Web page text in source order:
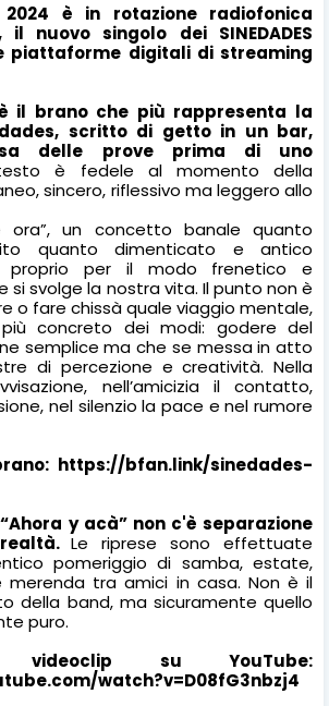
è in rotazione radiofonica
il nuovo singolo dei SINEDADES
piattaforme digitali di streaming
il brano che più rappresenta la
scritto di getto in un bar,
delle prove prima di uno
è fedele al momento della
sincero, riflessivo ma leggero allo
ora”, un concetto banale quanto
quanto dimenticato e antico
proprio per il modo frenetico e
si svolge la nostra vita. Il punto non è
o fare chissà quale viaggio mentale,
concreto dei modi: godere del
semplice ma che se messa in atto
di percezione e creatività. Nella
nell’amicizia il contatto,
nel silenzio la pace e nel rumore
https://bfan.link/sinedades-
“Ahora y acà” non c'è separazione
Le riprese sono effettuate
pomeriggio di samba, estate,
merenda tra amici in casa. Non è il
della band, ma sicuramente quello
puro.
su YouTube:
watch?v=D08fG3nbzj4